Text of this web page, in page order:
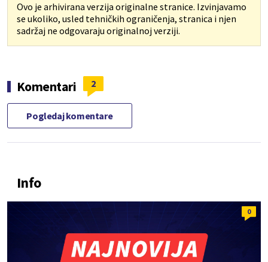
Ovo je arhivirana verzija originalne stranice. Izvinjavamo
se ukoliko, usled tehničkih ograničenja, stranica i njen
sadržaj ne odgovaraju originalnoj verziji.
Komentari 2
Pogledaj komentare
Info
0